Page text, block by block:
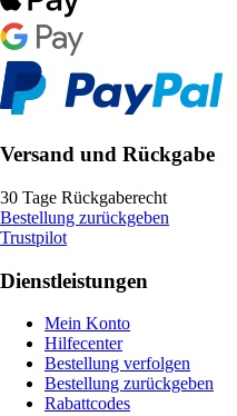
Versand und Rückgabe
30 Tage Rückgaberecht
Bestellung zurückgeben
Trustpilot
Dienstleistungen
Mein Konto
Hilfecenter
Bestellung verfolgen
Bestellung zurückgeben
Rabattcodes